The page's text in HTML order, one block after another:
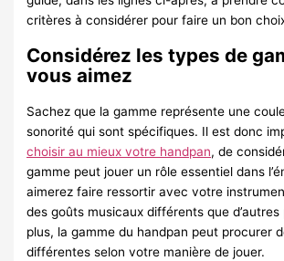
critères à considérer pour faire un bon
Considérez les types de
vous aimez
Sachez que la gamme représente une
sonorité qui sont spécifiques. Il est donc
choisir au mieux votre handpan, de
gamme peut jouer un rôle essentiel dans
aimerez faire ressortir avec votre
des goûts musicaux différents que d’autres
plus, la gamme du handpan peut procurer
différentes selon votre manière de jouer.